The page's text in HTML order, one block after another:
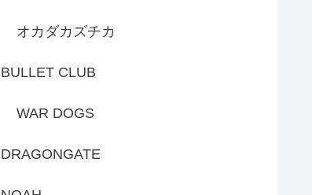
オカダカズチカ
BULLET CLUB
WAR DOGS
DRAGONGATE